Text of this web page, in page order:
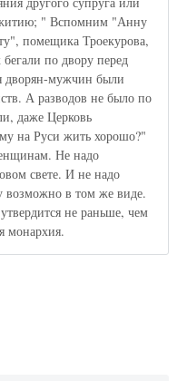
" Вспомним "Анну
помещика Троекурова,
по двору перед
дворян-мужчин были
А разводов не было по
даже Церковь
на Руси жить хорошо?"
Не надо
свете. И не надо
возможно в том же виде.
не раньше, чем
монархия.